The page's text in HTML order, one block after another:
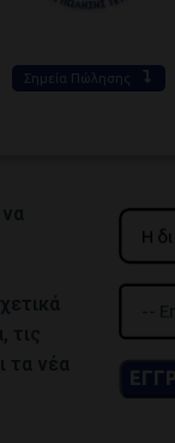
Σημεία Πώλησης